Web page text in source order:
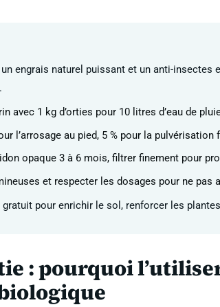
un engrais naturel puissant et un anti-
avec 1 kg d’orties pour 10 litres d’eau de
l’arrosage au pied, 5 % pour la pulvérisation
opaque 3 à 6 mois, filtrer finement pour
et respecter les dosages pour ne pas
pour enrichir le sol, renforcer les
: pourquoi